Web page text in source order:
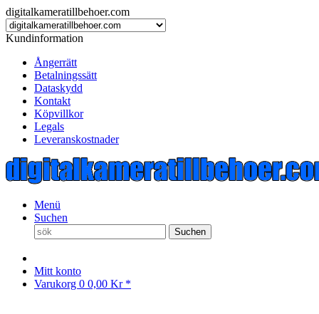
digitalkameratillbehoer.com
Kundinformation
Ångerrätt
Betalningssätt
Dataskydd
Kontakt
Köpvillkor
Legals
Leveranskostnader
Menü
Suchen
Suchen
Mitt konto
Varukorg 0 0,00 Kr *